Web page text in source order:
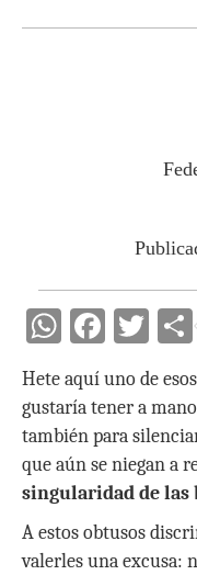
W
at
s
A
p
p
F
e
b
o
o
k
T
itt
er
Hete aquí uno de
gustaría tener a
también para
que aún se niegan a
singularidad de las
A estos obtusos
valerles una excusa: